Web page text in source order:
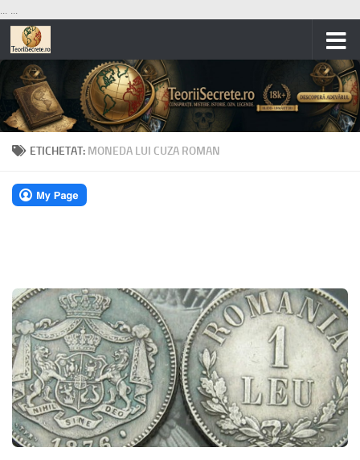
... ...
Skip to content
ETICHETAT: MONEDA LUI CUZA ROMAN